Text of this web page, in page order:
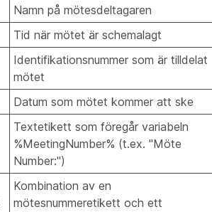
Namn på mötesdeltagaren
Tid när mötet är schemalagt
Identifikationsnummer som är tilldelat
mötet
Datum som mötet kommer att ske
Textetikett som föregår variabeln
%MeetingNumber% (t.ex. "Möte
Number:")
Kombination av en
mötesnummeretikett och ett